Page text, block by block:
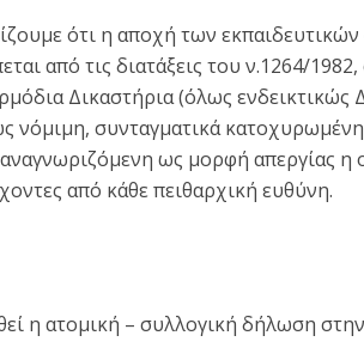
ότι η αποχή των
από τις διατάξεις του ν.1264/
Δικαστήρια (όλως ενδεικτικώς
νόμιμη, συνταγματικά
ως μορφή απεργίας η
από κάθε πειθαρχική ευθύνη.
η ατομική – συλλογική δήλωση